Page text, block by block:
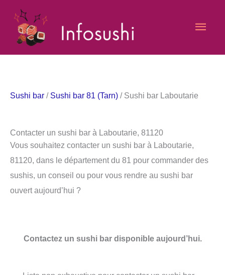
contenu
Sushi bar / Sushi bar 81 (Tarn) / Sushi bar Laboutarie
Contacter un sushi bar à Laboutarie, 81120
Vous souhaitez contacter un sushi bar à Laboutarie,
81120, dans le département du 81 pour commander des
sushis, un conseil ou pour vous rendre au sushi bar
ouvert aujourd’hui ?
Contactez un sushi bar disponible aujourd’hui.